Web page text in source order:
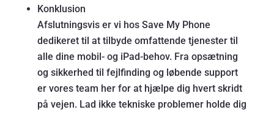
Konklusion
Afslutningsvis er vi hos Save My Phone
dedikeret til at tilbyde omfattende tjenester til
alle dine mobil- og iPad-behov. Fra opsætning
og sikkerhed til fejlfinding og løbende support
er vores team her for at hjælpe dig hvert skridt
på vejen. Lad ikke tekniske problemer holde dig